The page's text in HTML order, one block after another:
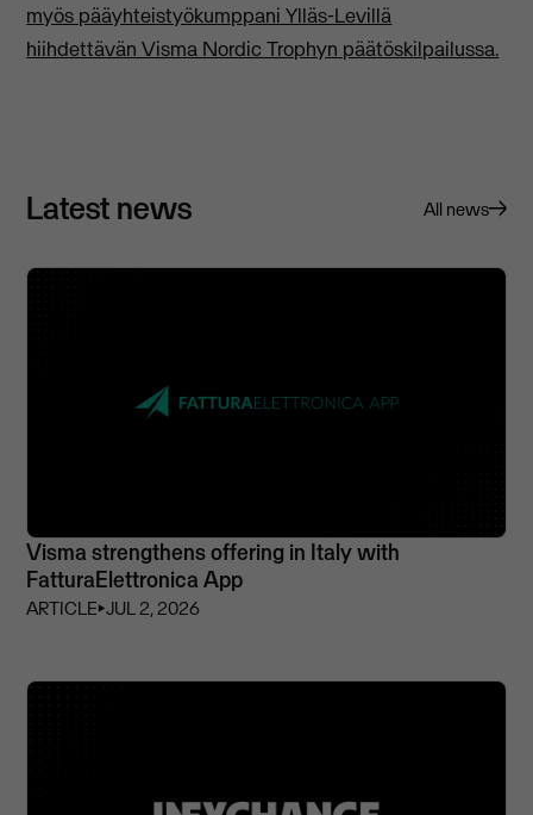
myös pääyhteistyökumppani Ylläs-Levillä
hiihdettävän Visma Nordic Trophyn päätöskilpailussa.
Latest news All news
Visma strengthens offering in Italy with
FatturaElettronica App
ARTICLE⏵JUL 2, 2026